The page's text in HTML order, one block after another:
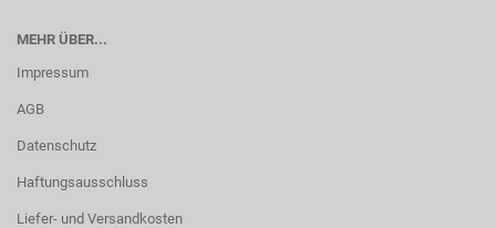
MEHR ÜBER...
Impressum
AGB
Datenschutz
Haftungsausschluss
Liefer- und Versandkosten